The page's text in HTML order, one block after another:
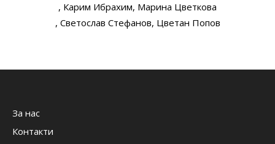
, Карим Ибрахим, Марина Цветкова
, Светослав Стефанов, Цветан Попов
За нас
Контакти